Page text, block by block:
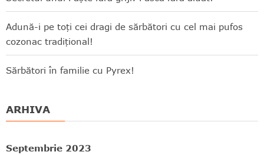
Adună-i pe toți cei dragi de sărbători cu cel mai pufos
cozonac tradițional!
Sărbători în familie cu Pyrex!
ARHIVA
Septembrie 2023